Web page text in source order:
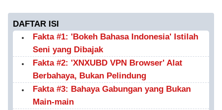
DAFTAR ISI
Fakta #1: 'Bokeh Bahasa Indonesia' Istilah
Seni yang Dibajak
Fakta #2: 'XNXUBD VPN Browser' Alat
Berbahaya, Bukan Pelindung
Fakta #3: Bahaya Gabungan yang Bukan
Main-main